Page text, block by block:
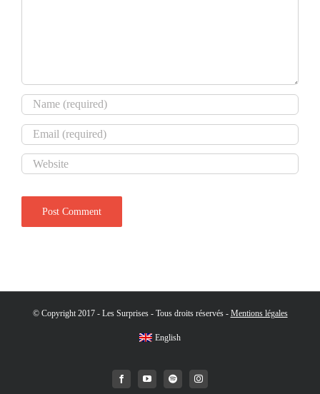
© Copyright 2017 - Les Surprises - Tous droits réservés - Mentions légales
English
FacebookYouTubeSpotifyInstagram